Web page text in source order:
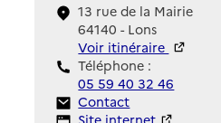
13 rue de la Mairie
64140 - Lons
Voir itinéraire
Téléphone :
05 59 40 32 46
Contact
Contact
Site Internet
Site internet